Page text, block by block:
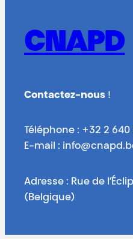
CNAPD
Contactez-nous !
Téléphone : +32 2 640
E-mail :
Adresse : Rue de
(Belgique)